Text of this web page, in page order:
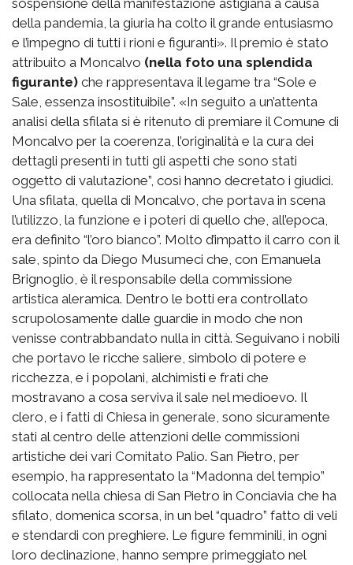
della pandemia, la giuria ha colto il grande entusiasmo
e l’impegno di tutti i rioni e figuranti». Il premio è stato
attribuito a Moncalvo (nella foto una splendida
figurante) che rappresentava il legame tra “Sole e
Sale, essenza insostituibile”. «In seguito a un’attenta
analisi della sfilata si è ritenuto di premiare il Comune di
Moncalvo per la coerenza, l’originalità e la cura dei
dettagli presenti in tutti gli aspetti che sono stati
oggetto di valutazione”, così hanno decretato i giudici.
Una sfilata, quella di Moncalvo, che portava in scena
l’utilizzo, la funzione e i poteri di quello che, all’epoca,
era definito “l’oro bianco”. Molto d’impatto il carro con il
sale, spinto da Diego Musumeci che, con Emanuela
Brignoglio, è il responsabile della commissione
artistica aleramica. Dentro le botti era controllato
scrupolosamente dalle guardie in modo che non
venisse contrabbandato nulla in città. Seguivano i nobili
che portavo le ricche saliere, simbolo di potere e
ricchezza, e i popolani, alchimisti e frati che
mostravano a cosa serviva il sale nel medioevo. Il
clero, e i fatti di Chiesa in generale, sono sicuramente
stati al centro delle attenzioni delle commissioni
artistiche dei vari Comitato Palio. San Pietro, per
esempio, ha rappresentato la “Madonna del tempio”
collocata nella chiesa di San Pietro in Conciavia che ha
sfilato, domenica scorsa, in un bel “quadro” fatto di veli
e stendardi con preghiere. Le figure femminili, in ogni
loro declinazione, hanno sempre primeggiato nel